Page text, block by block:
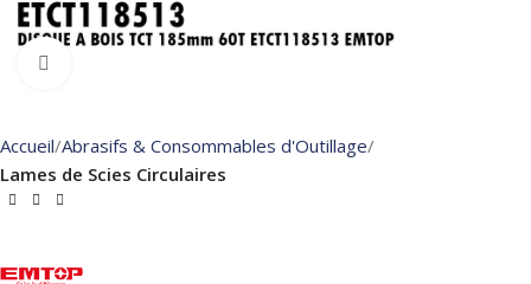
Accueil Abrasifs & Consommables d'Outillage
Lames de Scies Circulaires